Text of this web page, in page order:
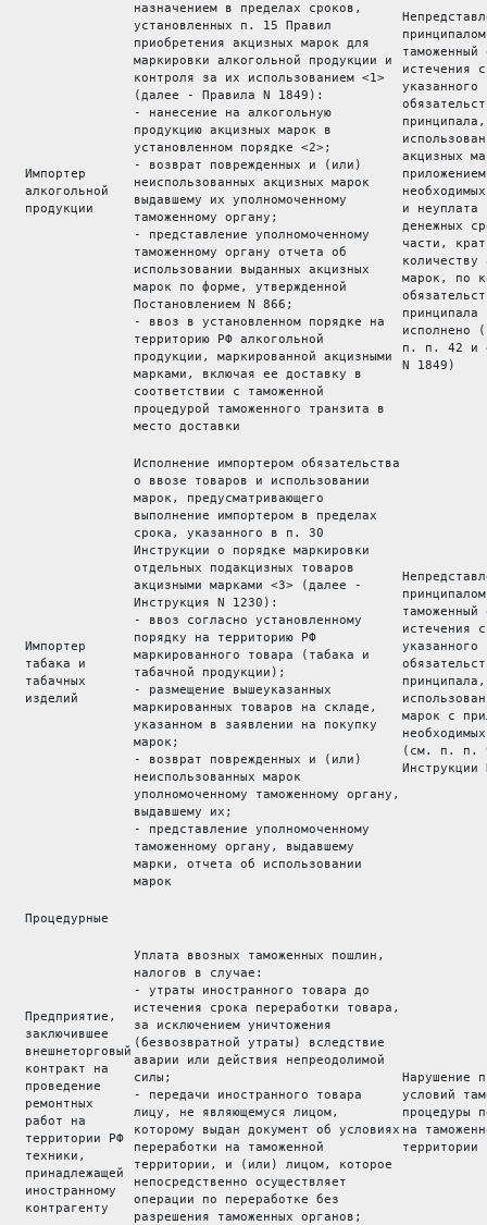
Импортер
алкогольной
продукции
назначением в пределах сроков,
установленных п. 15 Правил
приобретения акцизных марок для
маркировки алкогольной продукции и
контроля за их использованием <1>
(далее - Правила N 1849):
- нанесение на алкогольную
продукцию акцизных марок в
установленном порядке <2>;
- возврат поврежденных и (или)
неиспользованных акцизных марок
выдавшему их уполномоченному
таможенному органу;
- представление уполномоченному
таможенному органу отчета об
использовании выданных акцизных
марок по форме, утвержденной
Постановлением N 866;
- ввоз в установленном порядке на
территорию РФ алкогольной
продукции, маркированной акцизными
марками, включая ее доставку в
соответствии с таможенной
процедурой таможенного транзита в
место доставки
таможенный
истечения
указанного
акцизных
приложением
и неуплата
денежных
части,
количеству
марок, по
принципала
исполнено
п. п. 42 и
N 1849)
Импортер
табака и
табачных
изделий
Исполнение импортером обязательства
о ввозе товаров и использовании
марок, предусматривающего
выполнение импортером в пределах
срока, указанного в п. 30
Инструкции о порядке маркировки
отдельных подакцизных товаров
акцизными марками <3> (далее -
Инструкция N 1230):
- ввоз согласно установленному
порядку на территорию РФ
маркированного товара (табака и
табачной продукции);
- размещение вышеуказанных
маркированных товаров на складе,
указанном в заявлении на покупку
марок;
- возврат поврежденных и (или)
неиспользованных марок
уполномоченному таможенному органу,
выдавшему их;
- представление уполномоченному
таможенному органу, выдавшему
марки, отчета об использовании
марок
таможенный
истечения
указанного
марок с
(см. п. п.
Инструкции
Процедурные
Предприятие,
заключившее
внешнеторговый
контракт на
проведение
ремонтных
работ на
территории РФ
техники,
принадлежащей
иностранному
контрагенту
Уплата ввозных таможенных пошлин,
налогов в случае:
- утраты иностранного товара до
истечения срока переработки товара,
за исключением уничтожения
(безвозвратной утраты) вследствие
аварии или действия непреодолимой
силы;
- передачи иностранного товара
лицу, не являющемуся лицом,
которому выдан документ об условиях
переработки на таможенной
территории, и (или) лицом, которое
непосредственно осуществляет
операции по переработке без
разрешения таможенных органов;
Нарушение
условий
процедуры
на
территории